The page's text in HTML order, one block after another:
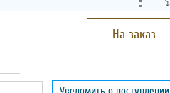
На заказ